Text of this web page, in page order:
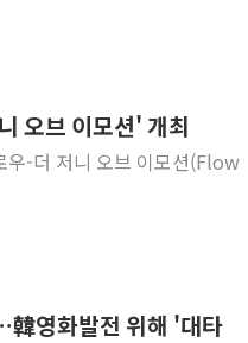
오브 이모션' 개최
우-더 저니 오브 이모션(Flow
영화발전 위해 '대타